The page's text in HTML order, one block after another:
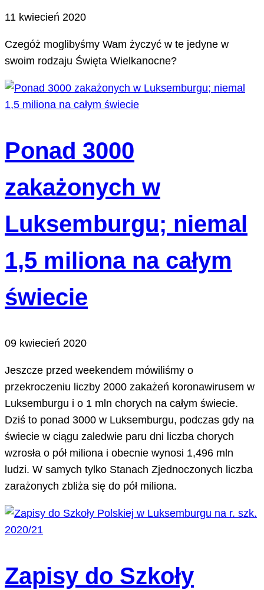
11 kwiecień 2020
Czegóż moglibyśmy Wam życzyć w te jedyne w
swoim rodzaju Święta Wielkanocne?
Ponad 3000
zakażonych w
Luksemburgu; niemal
1,5 miliona na całym
świecie
09 kwiecień 2020
Jeszcze przed weekendem mówiliśmy o
przekroczeniu liczby 2000 zakażeń koronawirusem w
Luksemburgu i o 1 mln chorych na całym świecie.
Dziś to ponad 3000 w Luksemburgu, podczas gdy na
świecie w ciągu zaledwie paru dni liczba chorych
wzrosła o pół miliona i obecnie wynosi 1,496 mln
ludzi. W samych tylko Stanach Zjednoczonych liczba
zarażonych zbliża się do pół miliona.
Zapisy do Szkoły